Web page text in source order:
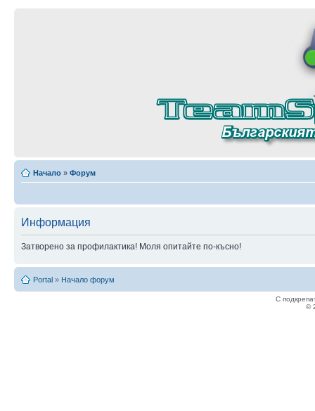
Начало » Форум
Информация
Затворено за профилактика! Моля опитайте по-късно!
Portal » Начало форум
С
©